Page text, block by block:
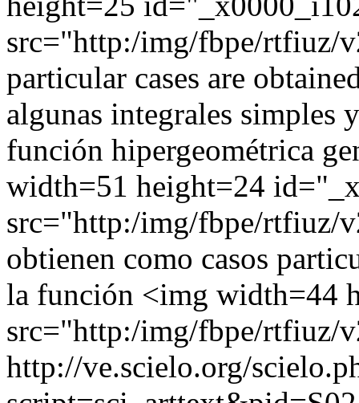
src="http:/img/fbpe/rtfiuz/
particular cases are
algunas integrales simples
función hipergeométrica
width=51 height=24
src="http:/img/fbpe/rtfiuz/
obtienen como casos
la función <img width=44
src="http:/img/fbpe/rtfiuz/
http://ve.scielo.org/